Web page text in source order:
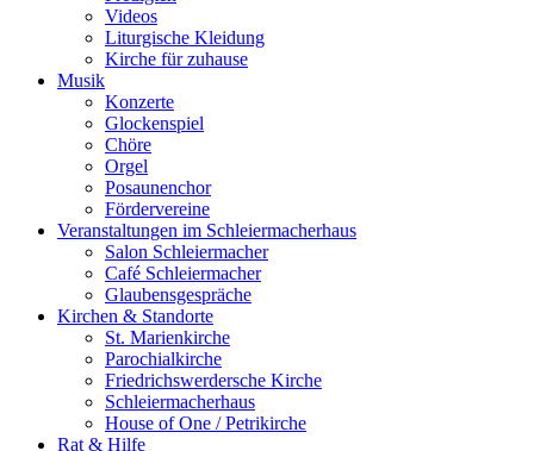
Videos
Liturgische Kleidung
Kirche für zuhause
Musik
Konzerte
Glockenspiel
Chöre
Orgel
Posaunenchor
Fördervereine
Veranstaltungen im Schleiermacherhaus
Salon Schleiermacher
Café Schleiermacher
Glaubensgespräche
Kirchen & Standorte
St. Marienkirche
Parochialkirche
Friedrichswerdersche Kirche
Schleiermacherhaus
House of One / Petrikirche
Rat & Hilfe